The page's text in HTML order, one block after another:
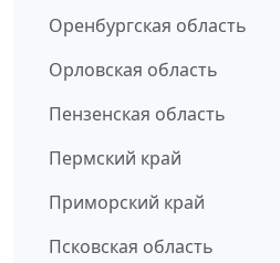
Оренбургская область
Орловская область
Пензенская область
Пермский край
Приморский край
Псковская область